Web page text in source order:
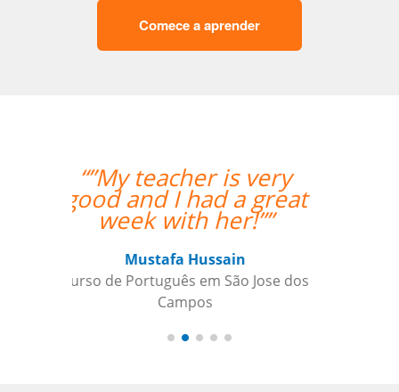
Comece a aprender
“”Working with Jane
was fantastic. ””
Curso de Português em Belo
Horizonte